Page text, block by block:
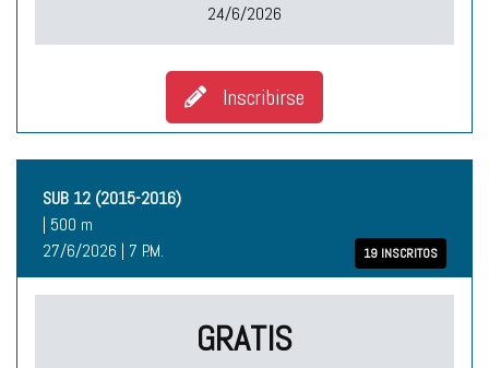
24/6/2026
Inscribirse
SUB 12 (2015-2016)
| 500 m
19 INSCRITOS
27/6/2026 | 7 P.M.
GRATIS